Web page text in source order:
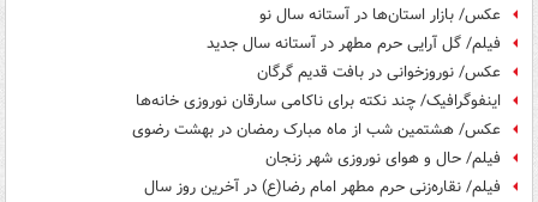
عکس/ بازار استان‌ها در آستانه سال نو
فیلم/ گل آرایی حرم مطهر در آستانه سال جدید
عکس/ نوروزخوانی در بافت قدیم گرگان
اینفوگرافیک/ چند نکته برای ناکامی سارقان نوروزی خانه‌ها
عکس/ هشتمین شب از ماه مبارک رمضان در بهشت رضوی
فیلم/ حال و هوای نوروزی شهر زنجان
فیلم/ نقاره‌زنی حرم مطهر امام رضا(ع) در آخرین روز سال